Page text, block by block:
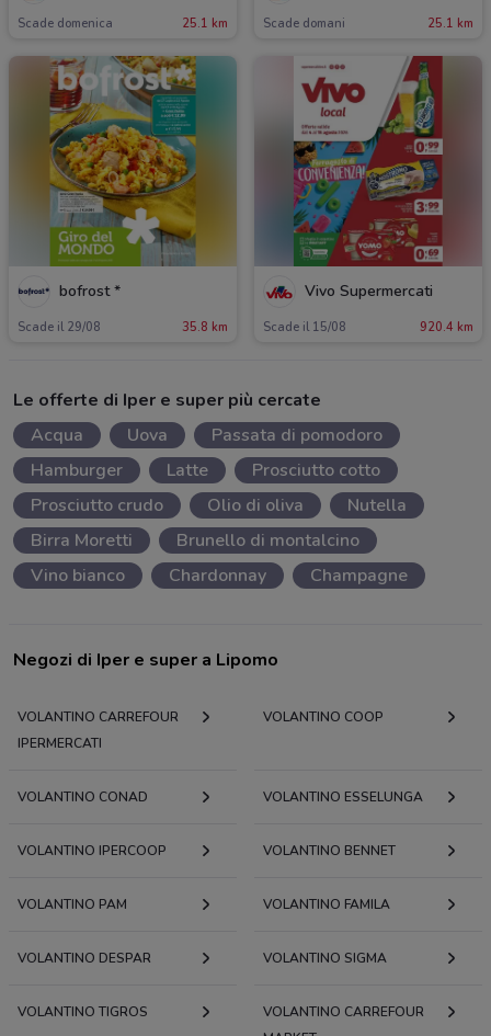
Scade domenica 25.1 km Scade domani 25.1 km
bofrost *
Scade il 29/08 35.8 km
Vivo Supermercati
Scade il 15/08 920.4 km
Le offerte di Iper e super più cercate
Acqua
Uova
Passata di pomodoro
Hamburger
Latte
Prosciutto cotto
Prosciutto crudo
Olio di oliva
Nutella
Birra Moretti
Brunello di montalcino
Vino bianco
Chardonnay Champagne
Negozi di Iper e super a Lipomo
VOLANTINO CARREFOUR
IPERMERCATI
VOLANTINO COOP
VOLANTINO CONAD VOLANTINO ESSELUNGA
VOLANTINO IPERCOOP VOLANTINO BENNET
VOLANTINO PAM VOLANTINO FAMILA
VOLANTINO DESPAR VOLANTINO SIGMA
VOLANTINO TIGROS
VOLANTINO CARREFOUR